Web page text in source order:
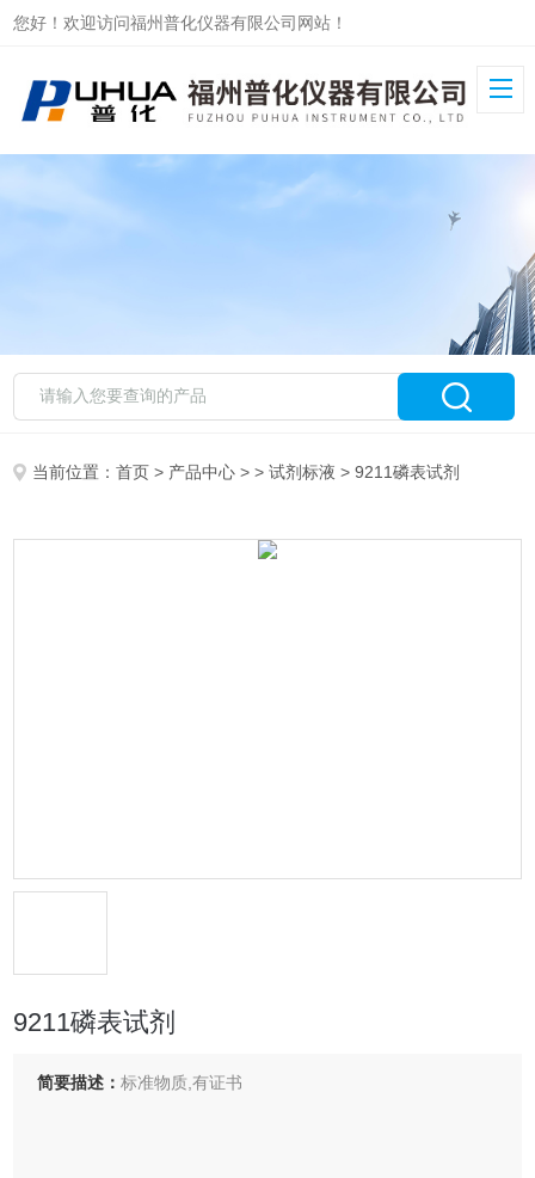
您好！欢迎访问福州普化仪器有限公司网站！
当前位置：首页 > 产品中心 > >试剂标液 > 9211磷表试剂
9211磷表试剂
简要描述：标准物质,有证书